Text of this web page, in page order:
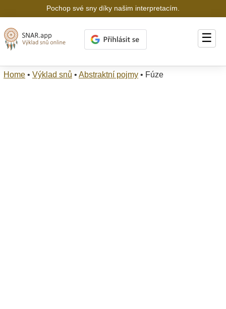
Pochop své sny díky našim interpretacím.
☰
Home • Výklad snů • Abstraktní pojmy • Fúze